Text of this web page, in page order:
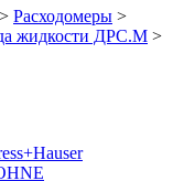
> Расходомеры >
жидкости ДРС.М >